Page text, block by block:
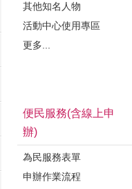
其他知名人物
活動中心使用專區
更多...
便民服務(含線上申
辦)
為民服務表單
申辦作業流程